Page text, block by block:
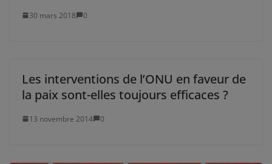
30 mars 2018 0
Les interventions de l’ONU en faveur de
la paix sont-elles toujours efficaces ?
13 novembre 2014 0